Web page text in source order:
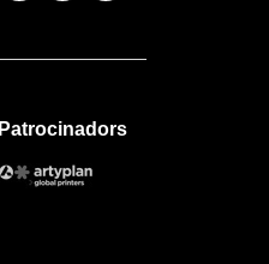
Patrocinadors